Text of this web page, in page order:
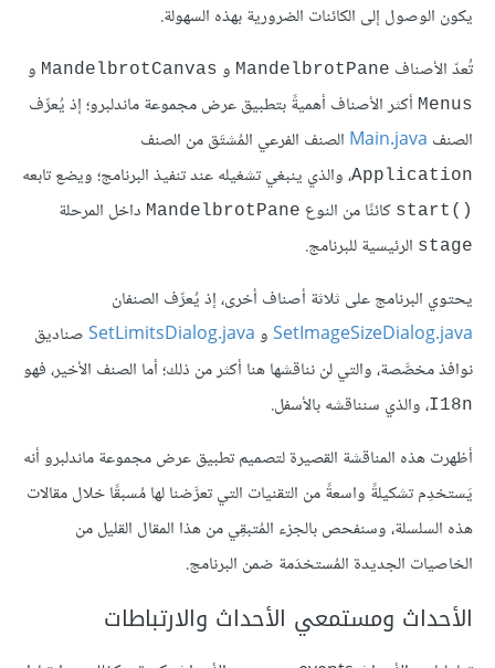
يكون الوصول إلى الكائنات الضرورية بهذه السهولة.
تُعدّ الأصناف MandelbrotPane و MandelbrotCanvas و
Menus أكثر الأصناف أهميةً بتطبيق عرض مجموعة ماندلبرو؛ إذ يُعرِّف
الصنف Main.java الصنف الفرعي المُشتَق من الصنف
Application، والذي ينبغي تشغيله عند تنفيذ البرنامج؛ ويضع تابعه
start()‎ كائنًا من النوع MandelbrotPane داخل المرحلة
stage الرئيسية للبرنامج.
يحتوي البرنامج على ثلاثة أصناف أخرى، إذ يُعرِّف الصنفان
SetImageSizeDialog.javaوSetLimitsDialog.javaصناديق
نوافذ مخصَّصة، والتي لن نناقشها هنا أكثر من ذلك؛ أما الصنف الأخير، فهو
I18n، والذي سنناقشه بالأسفل.
أظهرت هذه المناقشة القصيرة لتصميم تطبيق عرض مجموعة ماندلبرو أنه
يَستخدِم تشكيلةً واسعةً من التقنيات التي تعرَّضنا لها مُسبقًا خلال مقالات
هذه السلسلة، وسنفحص بالجزء المُتبقِي من هذا المقال القليل من
الخاصيات الجديدة المُستخدَمة ضمن البرنامج.
الأحداث ومستمعي الأحداث والارتباطات